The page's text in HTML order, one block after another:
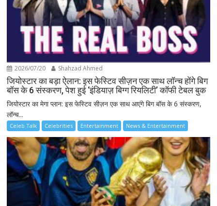
2026/07/20 Shahzad Ahmed
जियोस्टार का बड़ा ऐलान: इस फेस्टिव सीज़न एक साथ लॉन्च होंगे बिग
बॉस के 6 संस्करण, पेश हुई ‘इंडियाज़ बिग्ग रियलिटी’ कॉफी टेबल बुक
जियोस्टार का मेगा प्लान: इस फेस्टिव सीज़न एक साथ आएंगे बिग बॉस के 6 संस्करण,
लॉन्च...
Celeb Talk Celebrities Entertainment News & Entertainment